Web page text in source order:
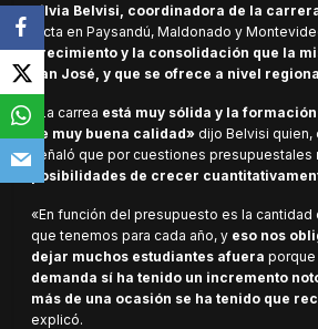
Silvia Belvisi, coordinadora de la
dicta en Paysandú, Maldonado y
crecimiento y la consolidación que la
San José, y que se ofrece a nivel
«La carrea está muy sólida y la
de muy buena calidad» dijo Belvisi quien,
señaló que por cuestiones presupuestales
posibilidades de crecer
«En función del presupuesto es la
que tenemos para cada año, y eso nos
dejar muchos estudiantes afuera porque
demanda sí ha tenido un incremento
más de una ocasión se ha tenido que
explicó.